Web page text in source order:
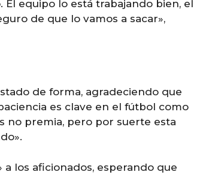
equipo lo está trabajando bien, el
de que lo vamos a sacar»,
de forma, agradeciendo que
es clave en el fútbol como
no premia, pero por suerte esta
los aficionados, esperando que